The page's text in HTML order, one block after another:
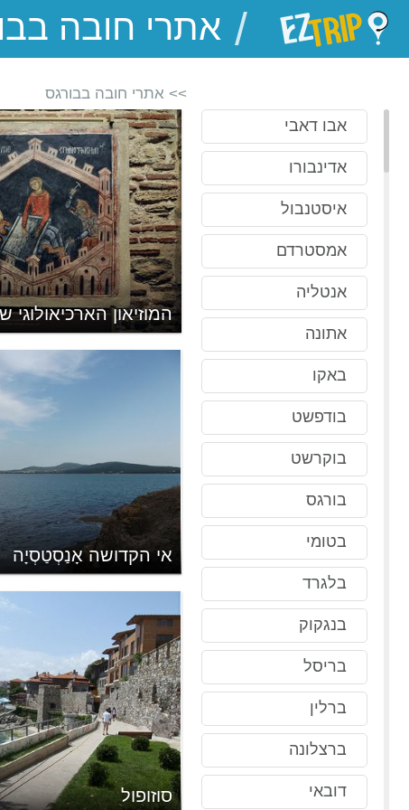
EZTrip
/
אבו דאבי
אדינבורו
איסטנבול
אמסטרדם
אנטליה
אתונה
באקו
בודפשט
בוקרשט
בורגס
בטומי
בלגרד
בנגקוק
בריסל
ברלין
ברצלונה
דובאי
>> אתרי חובה בבורגס
המוזיאון הארכיאולוגי
אי הקדושה אָנַסְטַסְיָה
סוזופול
והרי סְטְרַנְדְזָ'ה